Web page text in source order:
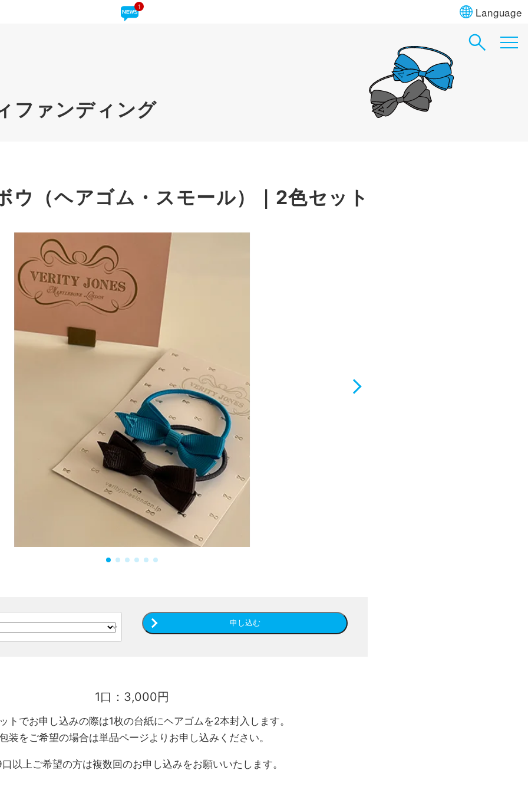
1 Language
ファンディング
ウ（ヘアゴム・スモール）｜2色セット
申し込む
1口：3,000円
トでお申し込みの際は1枚の台紙にヘアゴムを2本封入します。
装をご希望の場合は単品ページよりお申し込みください。
以上ご希望の方は複数回のお申し込みをお願いいたします。